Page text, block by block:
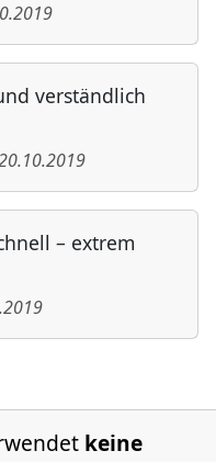
verständlich
– extrem
keine